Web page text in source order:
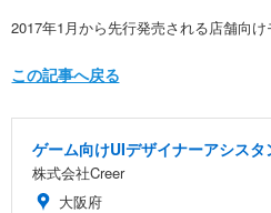
2017年1月から先行発売される店舗向
この記事へ戻る
ゲーム向けUIデザイナーアシス
株式会社Creer
大阪府